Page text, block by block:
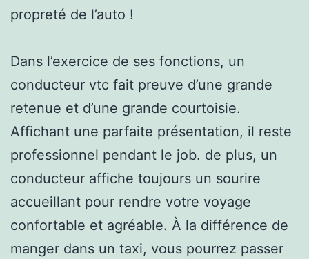
propreté de l’auto !
Dans l’exercice de ses fonctions, un
conducteur vtc fait preuve d’une grande
retenue et d’une grande courtoisie.
Affichant une parfaite présentation, il reste
professionnel pendant le job. de plus, un
conducteur affiche toujours un sourire
accueillant pour rendre votre voyage
confortable et agréable. À la différence de
manger dans un taxi, vous pourrez passer